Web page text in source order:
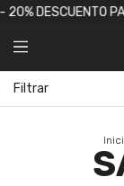
PAGO
Filtrar